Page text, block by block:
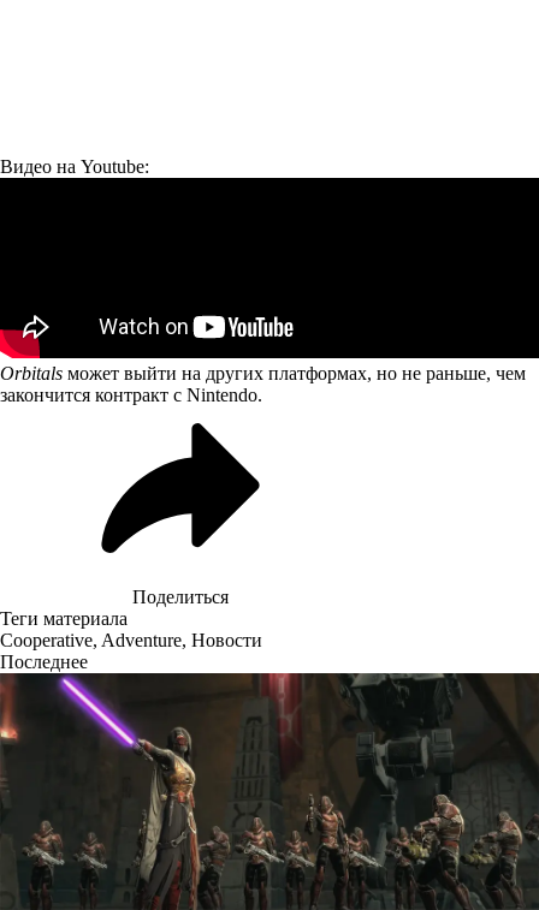
Видео на Youtube:
Orbitals может выйти на других платформах, но не раньше, чем
закончится контракт с Nintendo.
Поделиться
Теги материала
Cooperative, Adventure, Новости
Последнее